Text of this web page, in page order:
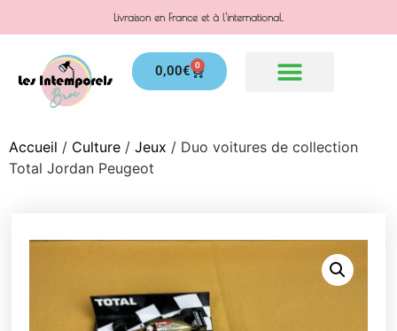
Livraison en France et à l'international.
0,00€ 0
Accueil / Culture / Jeux / Duo voitures de collection
Total Jordan Peugeot